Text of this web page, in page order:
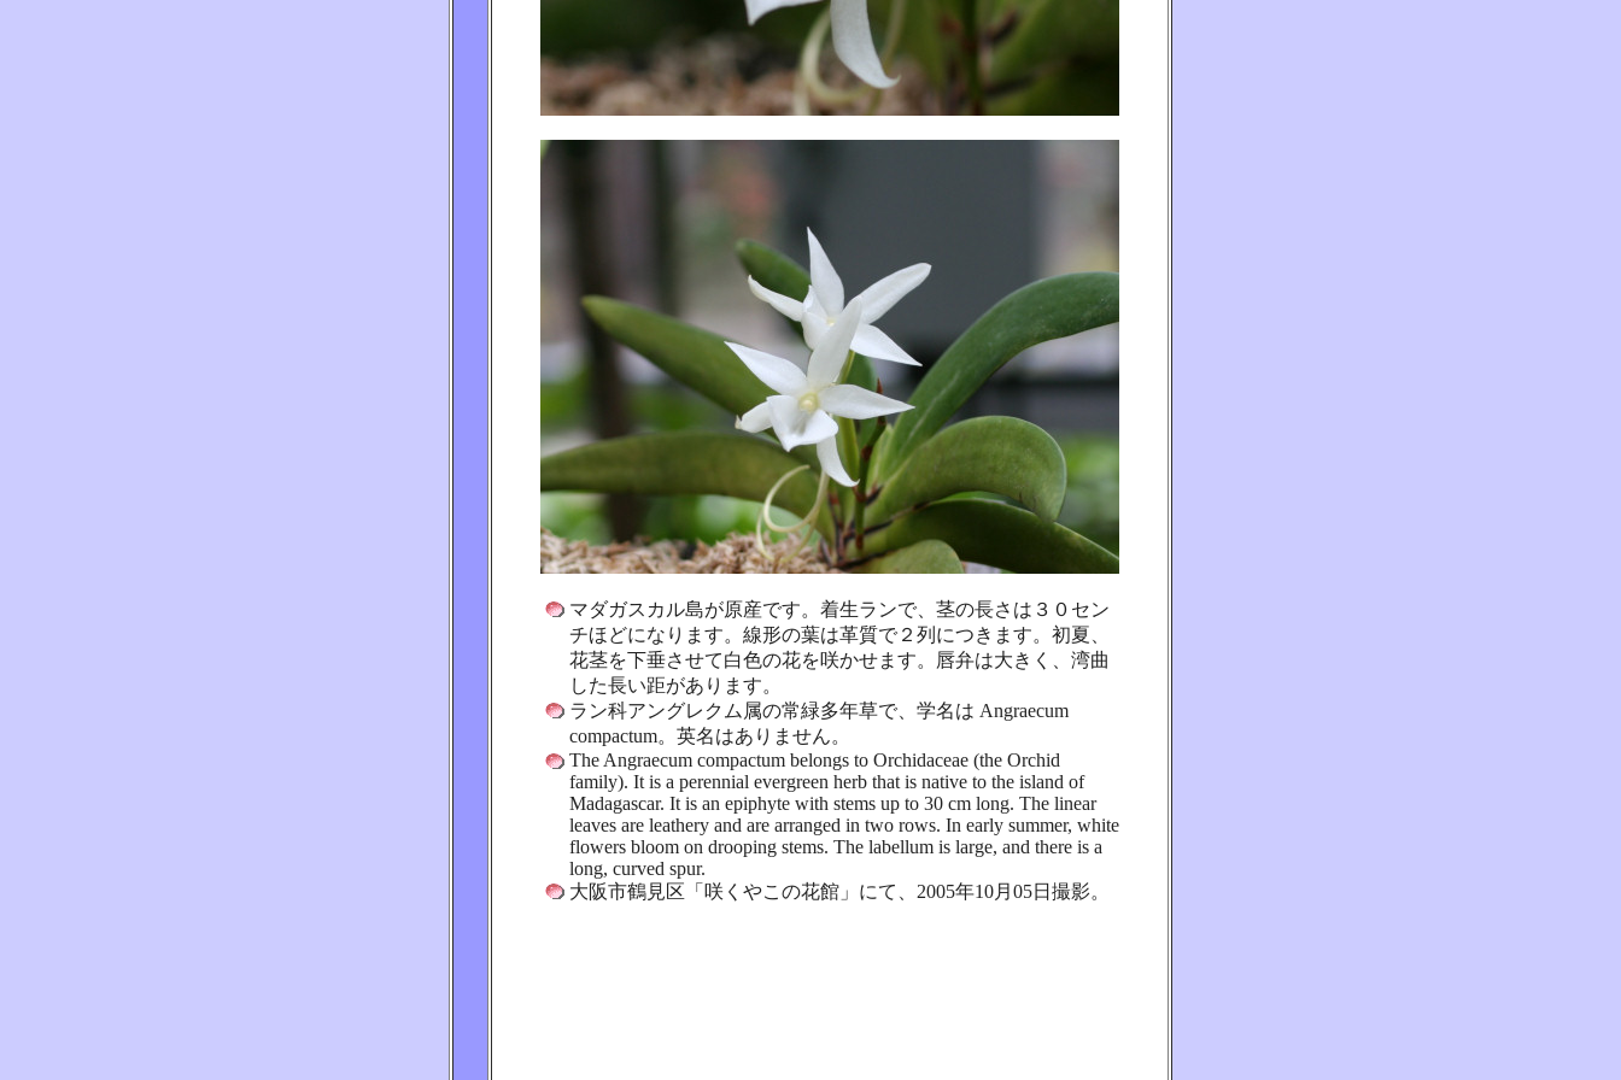
マダガスカル島が原産です。着生ランで、茎の長さは３０セン
チほどになります。線形の葉は革質で２列につきます。初夏、
花茎を下垂させて白色の花を咲かせます。唇弁は大きく、湾曲
した長い距があります。
ラン科アングレクム属の常緑多年草で、学名は Angraecum
compactum。英名はありません。
The Angraecum compactum belongs to Orchidaceae (the Orchid
family). It is a perennial evergreen herb that is native to the island of
Madagascar. It is an epiphyte with stems up to 30 cm long. The linear
leaves are leathery and are arranged in two rows. In early summer, white
flowers bloom on drooping stems. The labellum is large, and there is a
long, curved spur.
大阪市鶴見区「咲くやこの花館」にて、2005年10月05日撮影。